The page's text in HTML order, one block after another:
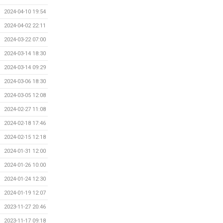
2024-04-10 19:54
2024-04-02 22:11
2024-03-22 07:00
2024-03-14 18:30
2024-03-14 09:29
2024-03-06 18:30
2024-03-05 12:08
2024-02-27 11:08
2024-02-18 17:46
2024-02-15 12:18
2024-01-31 12:00
2024-01-26 10:00
2024-01-24 12:30
2024-01-19 12:07
2023-11-27 20:46
2023-11-17 09:18